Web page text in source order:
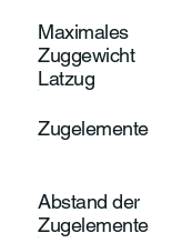
Maximales
Zuggewicht
Latzug
Zugelemente
Abstand der
Zugelemente